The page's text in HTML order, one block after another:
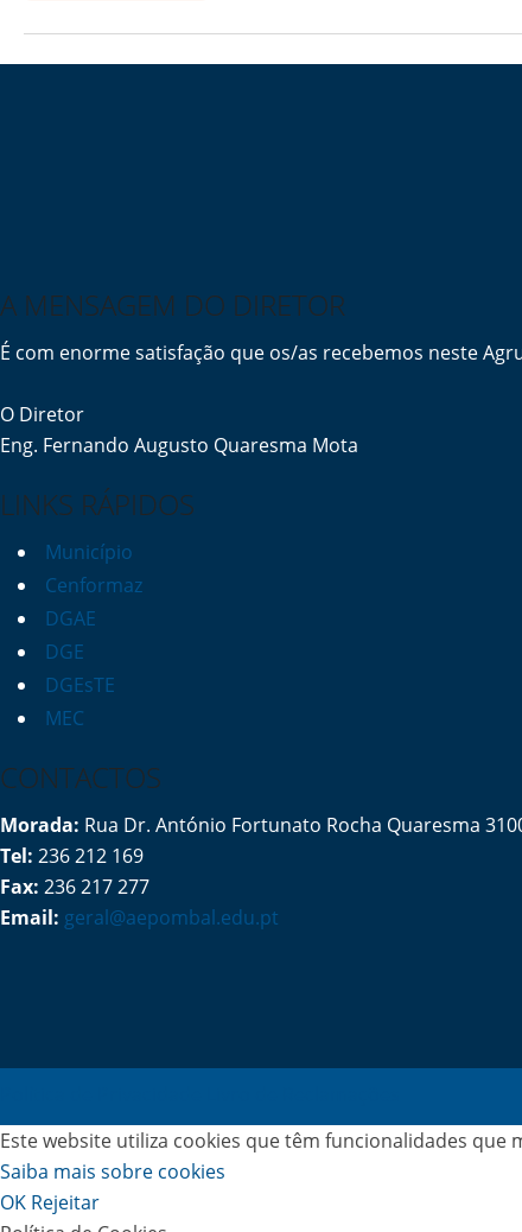
A MENSAGEM DO DIRETOR
É com enorme satisfação que os/as recebemos neste
O Diretor
Eng. Fernando Augusto Quaresma Mota
LINKS RÁPIDOS
Município
Cenformaz
DGAE
DGE
DGEsTE
MEC
CONTACTOS
Morada: Rua Dr. António Fortunato Rocha Quaresma
Tel: 236 212 169
Fax: 236 217 277
Email: geral@aepombal.edu.pt
Este website utiliza cookies que têm funcionalidades
Saiba mais sobre cookies
OK Rejeitar